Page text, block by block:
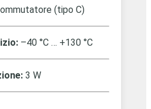
(tipo C)
–40 °C … +130 °C
3 W